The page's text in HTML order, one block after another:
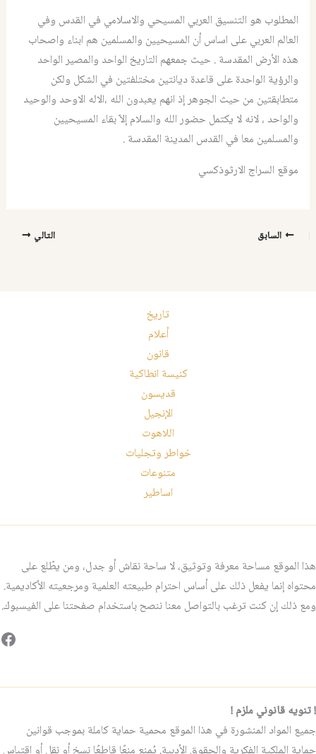
المطلوب هو التنسيق العربي المسيحي والاسلامي في القدس وفي
العالم العربي على اساس أن المسيحيين والمسلمين هم ابناء واصحاب
هذه الأرض المقدسة . حيث جمعهم التاريخ الواحد والمصير الواحد
والرؤية الواحدة على قاعدة ديانتين مختلفتين في الشكل ولكن
متطابقتين من حيث الجوهر إذ انهم يعبدون الله ،الاله الاوحد والوحيد
والواحد ، لانه لا يكتمل حضور الله والسلام إلاّ بقاء المسيحيين
والمسلمين معا في القدس المدينة المقدسة .
موقع السراج الارثوذكسي
السابق التالي
تاريخ
أعلام
قانون
كنيسة انطاكية
قديسون
الإنجيل
اللاهوت
خواطر وتجليات
متنوعات
اساطير
هذا الموقع مساحة معرفة وتوثيق، لا ساحة نقاش أو جدل، ومن يطّلع على
محتواه إنما يفعل ذلك على أساس احترام طبيعته العلمية ومرجعيته الأكاديمية.
ومع ذلك إن كنت ترغب بالتواصل معنا ننصح باستخدام صفحتنا على الفيسبوك.
! تنويه قانوني ملزم !
جميع المواد المنشورة في هذا الموقع محمية حماية كاملة بموجب قوانين